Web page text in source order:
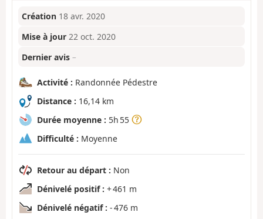
Création 18 avr. 2020
Mise à jour 22 oct. 2020
Dernier avis –
Activité : Randonnée Pédestre
Distance : 16,14 km
Durée moyenne : 5h 55
Difficulté : Moyenne
Retour au départ : Non
Dénivelé positif : + 461 m
Dénivelé négatif : - 476 m